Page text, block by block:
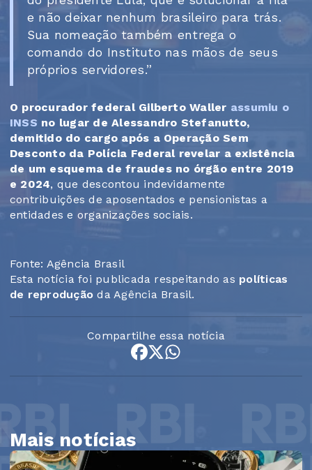
e não deixar nenhum brasileiro para trás.
Sua nomeação também entrega o
comando do Instituto nas mãos de seus
próprios servidores.”
O procurador federal Gilberto Waller assumiu o
INSS no lugar de Alessandro Stefanutto,
demitido do cargo após a Operação Sem
Desconto da Polícia Federal revelar a existência
de um esquema de fraudes no órgão entre 2019
e 2024, que descontou indevidamente
contribuições de aposentados e pensionistas a
entidades e organizações sociais.
Fonte: Agência Brasil
Esta notícia foi publicada respeitando as políticas
de reprodução da Agência Brasil.
Compartilhe essa notícia
Mais notícias